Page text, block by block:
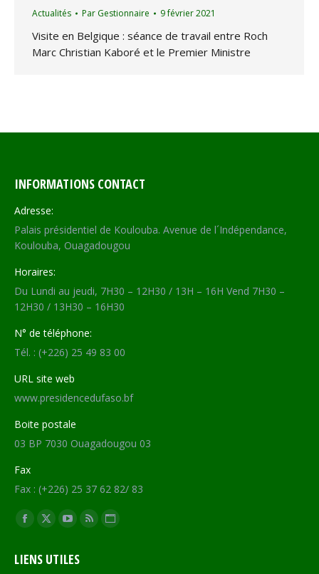
Actualités Par Gestionnaire 9 février 2021
Visite en Belgique : séance de travail entre Roch
Marc Christian Kaboré et le Premier Ministre
INFORMATIONS CONTACT
Adresse:
Palais présidentiel de Koulouba. Avenue de l´Indépendance,
Koulouba, Ouagadougou
Horaires:
Du Lundi au jeudi, 7H30 – 12H30 / 13H – 16H Vend 7H30 –
12H30 / 13H30 – 16H30
N° de téléphone:
Tél. : (+226) 25 49 83 00
URL site web
www.presidencedufaso.bf
Boite postale
03 BP 7030 Ouagadougou 03
Fax
Fax : (+226) 25 37 62 82/ 83
Trouvez nous sur :
Facebook
opens
X
opens
YouTube
opens
RSS Site
LIENS UTILES